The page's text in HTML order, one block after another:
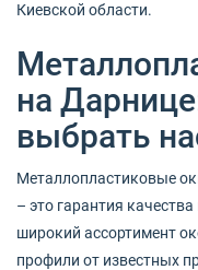
Киевской области.
на
выбрать
Металлопластиковые
– это гарантия
широкий ассортимент
профили от известных